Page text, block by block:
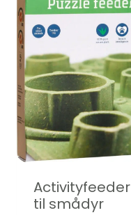
Activityfeeder
til smådyr